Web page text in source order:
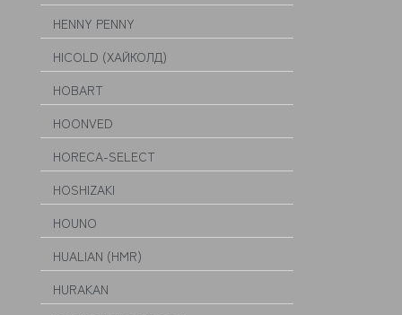
HENNY PENNY
HICOLD (ХАЙКОЛД)
HOBART
HOONVED
HORECA-SELECT
HOSHIZAKI
HOUNO
HUALIAN (HMR)
HURAKAN